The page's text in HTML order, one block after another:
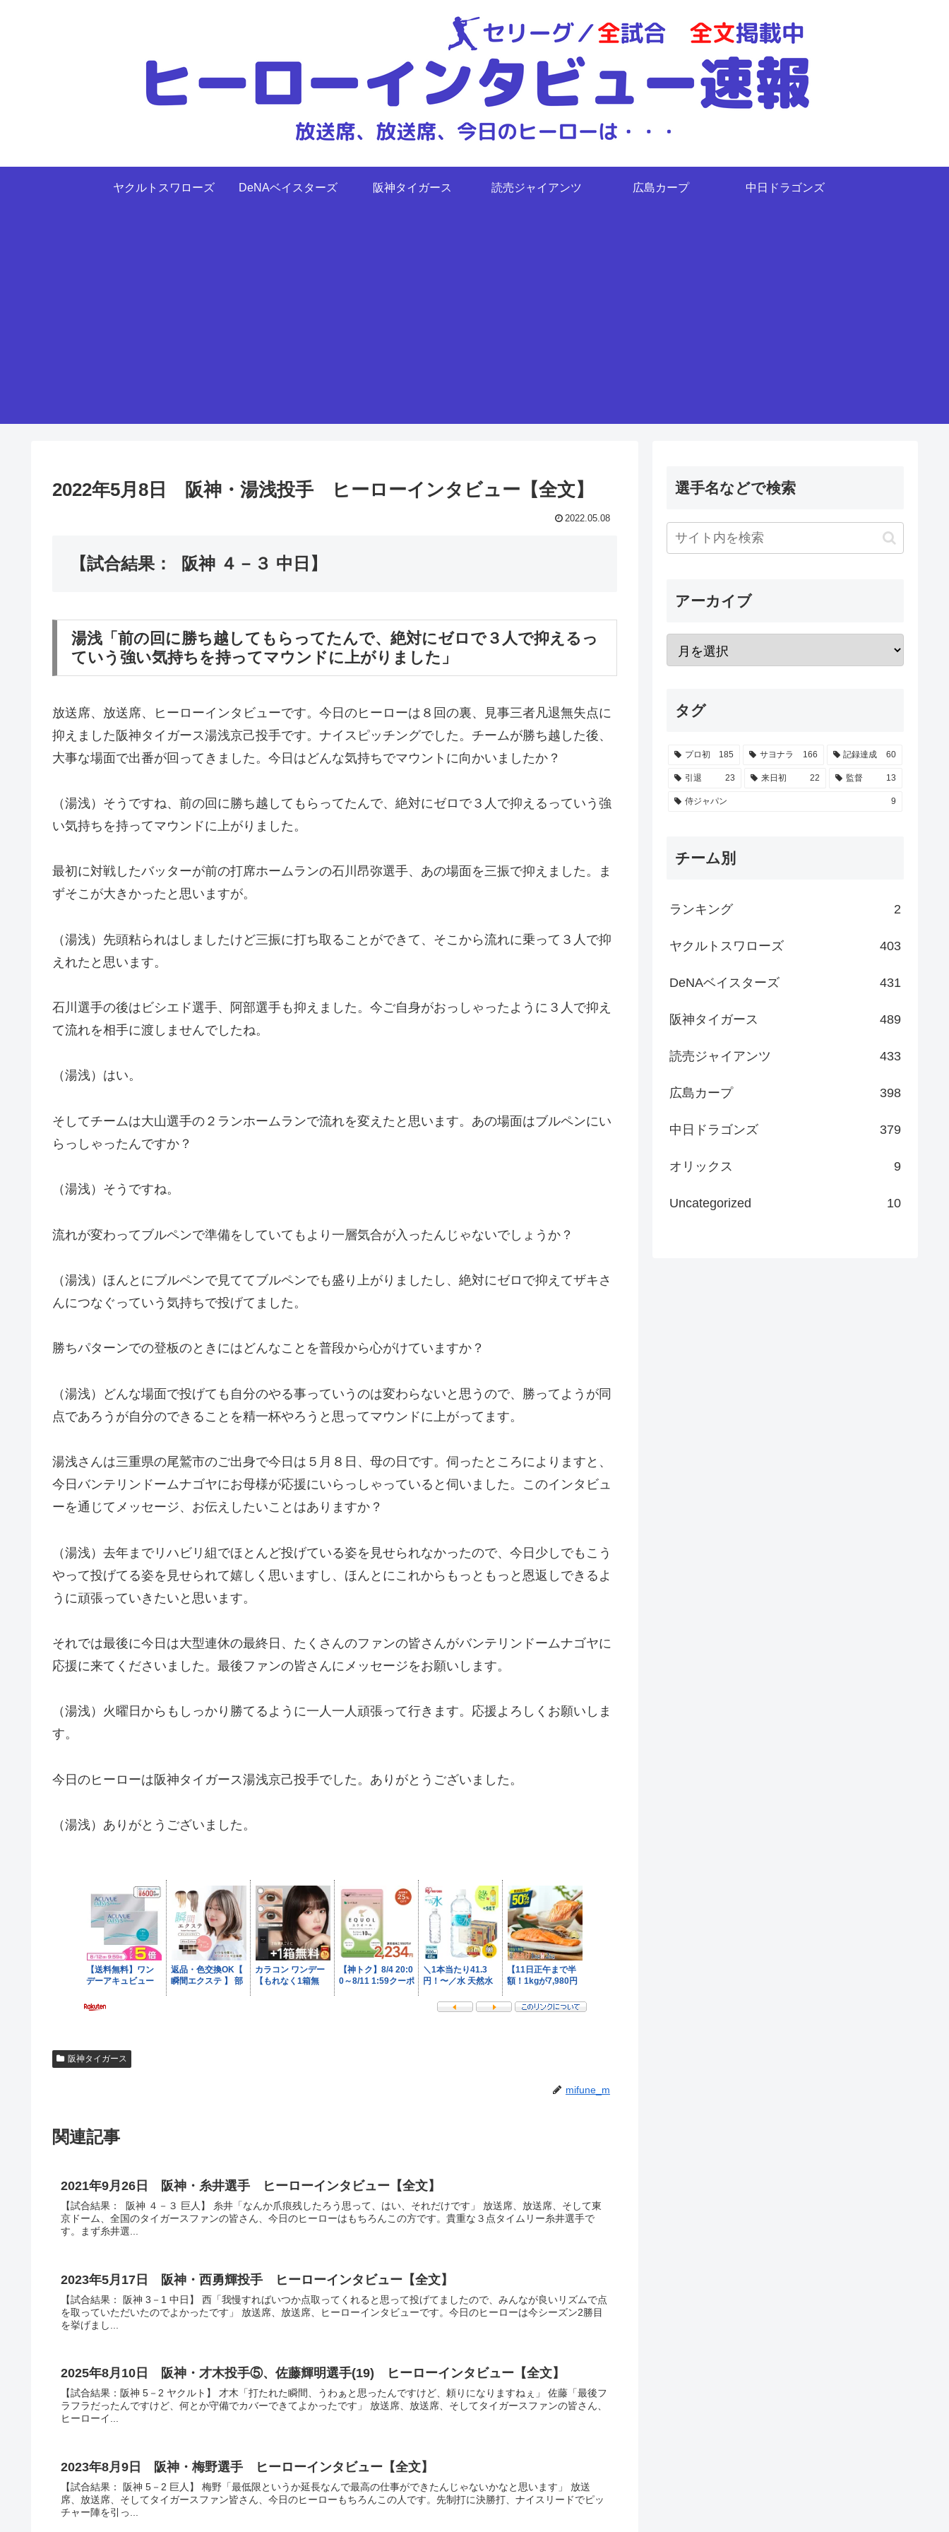
ヤクルトスワローズ DeNAベイスターズ 阪神タイガース 読売ジャイアンツ 広島カープ 中日ドラゴンズ
2022年5月8日 阪神・湯浅投手 ヒーローインタビュー【全文】
2022.05.08
【試合結果： 阪神 ４－３ 中日】
湯浅「前の回に勝ち越してもらってたんで、絶対にゼロで３人で抑えるっ
ていう強い気持ちを持ってマウンドに上がりました」
放送席、放送席、ヒーローインタビューです。今日のヒーローは８回の裏、見事三者凡退無失点に
抑えました阪神タイガース湯浅京己投手です。ナイスピッチングでした。チームが勝ち越した後、
大事な場面で出番が回ってきました。今日はどんな気持ちでマウントに向かいましたか？
（湯浅）そうですね、前の回に勝ち越してもらってたんで、絶対にゼロで３人で抑えるっていう強
い気持ちを持ってマウンドに上がりました。
最初に対戦したバッターが前の打席ホームランの石川昂弥選手、あの場面を三振で抑えました。ま
ずそこが大きかったと思いますが。
（湯浅）先頭粘られはしましたけど三振に打ち取ることができて、そこから流れに乗って３人で抑
えれたと思います。
石川選手の後はビシエド選手、阿部選手も抑えました。今ご自身がおっしゃったように３人で抑え
て流れを相手に渡しませんでしたね。
（湯浅）はい。
そしてチームは大山選手の２ランホームランで流れを変えたと思います。あの場面はブルペンにい
らっしゃったんですか？
（湯浅）そうですね。
流れが変わってブルペンで準備をしていてもより一層気合が入ったんじゃないでしょうか？
（湯浅）ほんとにブルペンで見ててブルペンでも盛り上がりましたし、絶対にゼロで抑えてザキさ
んにつなぐっていう気持ちで投げてました。
勝ちパターンでの登板のときにはどんなことを普段から心がけていますか？
（湯浅）どんな場面で投げても自分のやる事っていうのは変わらないと思うので、勝ってようが同
点であろうが自分のできることを精一杯やろうと思ってマウンドに上がってます。
湯浅さんは三重県の尾鷲市のご出身で今日は５月８日、母の日です。伺ったところによりますと、
今日バンテリンドームナゴヤにお母様が応援にいらっしゃっていると伺いました。このインタビュ
ーを通じてメッセージ、お伝えしたいことはありますか？
（湯浅）去年までリハビリ組でほとんど投げている姿を見せられなかったので、今日少しでもこう
やって投げてる姿を見せられて嬉しく思いますし、ほんとにこれからもっともっと恩返しできるよ
うに頑張っていきたいと思います。
それでは最後に今日は大型連休の最終日、たくさんのファンの皆さんがバンテリンドームナゴヤに
応援に来てくださいました。最後ファンの皆さんにメッセージをお願いします。
（湯浅）火曜日からもしっかり勝てるように一人一人頑張って行きます。応援よろしくお願いしま
す。
今日のヒーローは阪神タイガース湯浅京己投手でした。ありがとうございました。
（湯浅）ありがとうございました。
阪神タイガース
mifune_m
関連記事
2021年9月26日 阪神・糸井選手 ヒーローインタビュー【全文】
【試合結果： 阪神 ４－３ 巨人】 糸井「なんか爪痕残したろう思って、はい、それだけです」 放送席、放送席、そして東
京ドーム、全国のタイガースファンの皆さん、今日のヒーローはもちろんこの方です。貴重な３点タイムリー糸井選手で
す。まず糸井選...
2023年5月17日 阪神・西勇輝投手 ヒーローインタビュー【全文】
【試合結果： 阪神 3－1 中日】 西「我慢すればいつか点取ってくれると思って投げてましたので、みんなが良いリズムで点
を取っていただいたのでよかったです」 放送席、放送席、ヒーローインタビューです。今日のヒーローは今シーズン2勝目
を挙げまし...
2025年8月10日 阪神・才木投手⑤、佐藤輝明選手(19) ヒーローインタビュー【全文】
【試合結果：阪神 5－2 ヤクルト】 才木「打たれた瞬間、うわぁと思ったんですけど、頼りになりますねぇ」 佐藤「最後フ
ラフラだったんですけど、何とか守備でカバーできてよかったです」 放送席、放送席、そしてタイガースファンの皆さん、
ヒーローイ...
2023年8月9日 阪神・梅野選手 ヒーローインタビュー【全文】
【試合結果： 阪神 5－2 巨人】 梅野「最低限というか延長なんで最高の仕事ができたんじゃないかなと思います」 放送
席、放送席、そしてタイガースファン皆さん、今日のヒーローもちろんこの人です。先制打に決勝打、ナイスリードでピッ
チャー陣を引っ...
選手名などで検索
アーカイブ
タグ
プロ初 185 サヨナラ 166 記録達成 60
引退 23 来日初 22 監督 13
侍ジャパン 9
チーム別
ランキング 2
ヤクルトスワローズ 403
DeNAベイスターズ 431
阪神タイガース 489
読売ジャイアンツ 433
広島カープ 398
中日ドラゴンズ 379
オリックス 9
Uncategorized 10